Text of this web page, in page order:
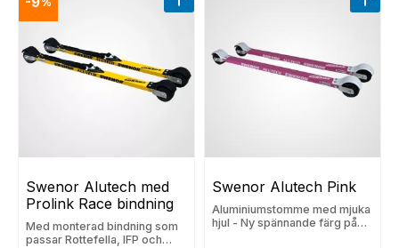
Swenor Alutech med
Prolink Race bindning
Med monterad bindning som
passar Rottefella, IFP och
Lägg till i favoriter
Swenor Alutech Pink
Aluminiumstomme med mjuka
hjul - Ny spännande färg på
Lägg